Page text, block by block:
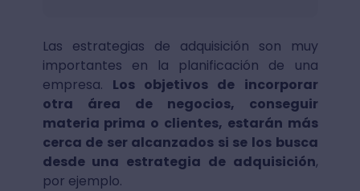
Las estrategias de adquisición son muy
importantes en la planificación de una
empresa. Los objetivos de incorporar
otra área de negocios, conseguir
materia prima o clientes, estarán más
cerca de ser alcanzados si se los busca
desde una estrategia de adquisición,
por ejemplo.